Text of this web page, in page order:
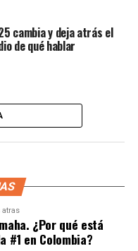
modelo
sofisticada:
un aire robusto y
cromadasNero
yBianco 1969
cambia y deja atrás el
de qué hablar
atras
¿Por qué está
#1 en Colombia?